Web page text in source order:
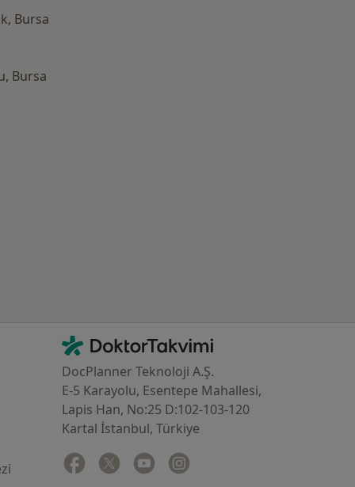
Bursa
Bursa
İletişim
DoktorTakvimi - Ana Sayfa
DocPlanner Teknoloji A.Ş.
E-5 Karayolu, Esentepe Mahallesi,
Lapis Han, No:25 D:102-103-120
Kartal İstanbul, Türkiye
Facebook
yeni bir sekmede açılır
Twitter
yeni bir sekmede açılır
Youtube
yeni bir sekmede açılır